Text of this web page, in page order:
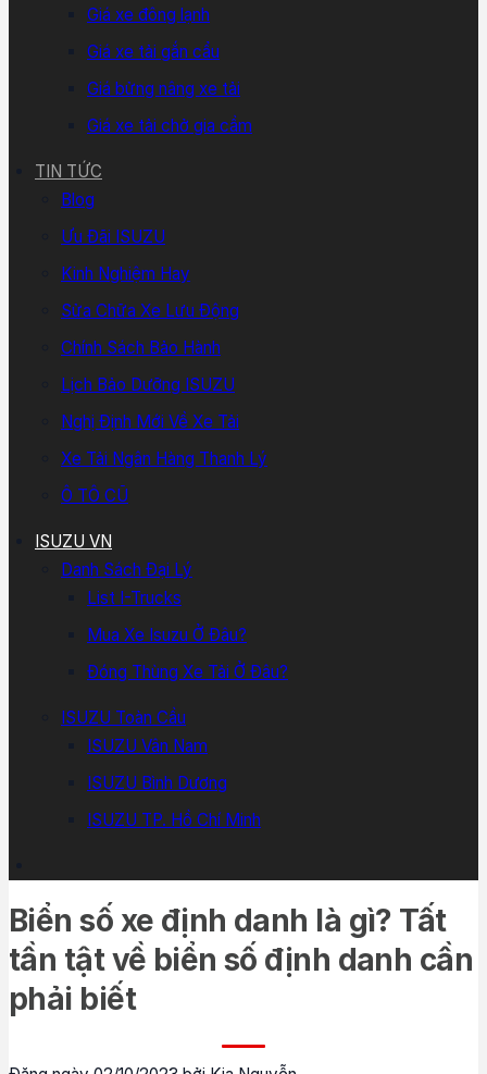
Giá xe đông lạnh
Giá xe tải gắn cẩu
Giá bửng nâng xe tải
Giá xe tải chở gia cầm
TIN TỨC
Blog
Ưu Đãi ISUZU
Kinh Nghiệm Hay
Sửa Chữa Xe Lưu Động
Chính Sách Bảo Hành
Lịch Bảo Dưỡng ISUZU
Nghị Định Mới Về Xe Tải
Xe Tải Ngân Hàng Thanh Lý
Ô TÔ CŨ
ISUZU VN
Danh Sách Đại Lý
List I-Trucks
Mua Xe Isuzu Ở Đâu?
Đóng Thùng Xe Tải Ở Đâu?
ISUZU Toàn Cầu
ISUZU Vân Nam
ISUZU Bình Dương
ISUZU TP. Hồ Chí Minh
Biển số xe định danh là gì? Tất
tần tật về biển số định danh cần
phải biết